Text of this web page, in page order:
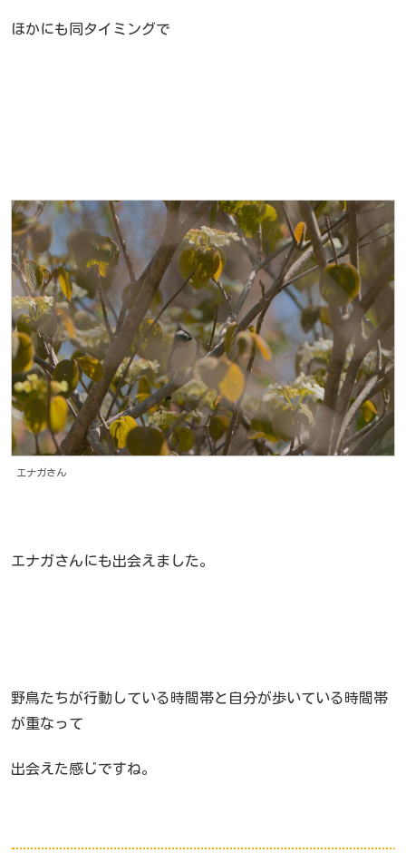
ほかにも同タイミングで
エナガさん
エナガさんにも出会えました。
野鳥たちが行動している時間帯と自分が歩いている時間帯
が重なって
出会えた感じですね。